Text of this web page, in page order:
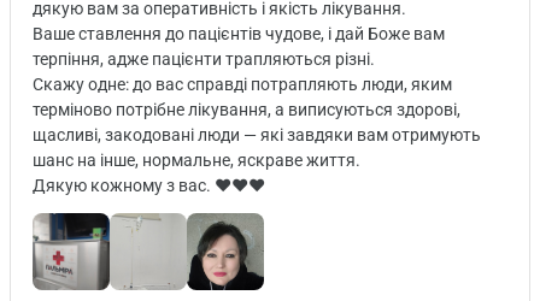
дякую вам за оперативність і якість лікування.
Ваше ставлення до пацієнтів чудове, і дай Боже вам
терпіння, адже пацієнти трапляються різні.
Скажу одне: до вас справді потрапляють люди, яким
терміново потрібне лікування, а виписуються здорові,
щасливі, закодовані люди — які завдяки вам отримують
шанс на інше, нормальне, яскраве життя.
Дякую кожному з вас. ♥️♥️♥️